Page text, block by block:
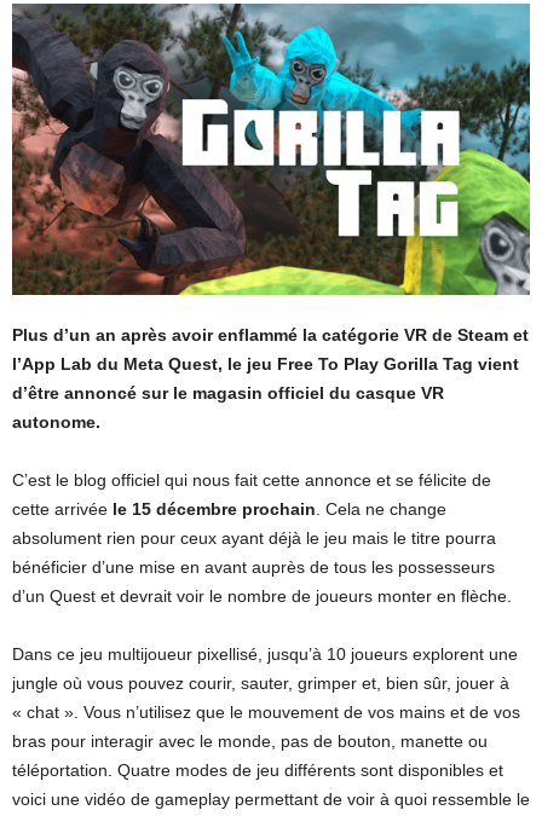
Plus d’un an après avoir enflammé la catégorie VR de Steam et
l’App Lab du Meta Quest, le jeu Free To Play Gorilla Tag vient
d’être annoncé sur le magasin officiel du casque VR
autonome.
C’est le blog officiel qui nous fait cette annonce et se félicite de
cette arrivée le 15 décembre prochain . Cela ne change
absolument rien pour ceux ayant déjà le jeu mais le titre pourra
bénéficier d’une mise en avant auprès de tous les possesseurs
d’un Quest et devrait voir le nombre de joueurs monter en flèche.
Dans ce jeu multijoueur pixellisé, jusqu’à 10 joueurs explorent une
jungle où vous pouvez courir, sauter, grimper et, bien sûr, jouer à
« chat ». Vous n’utilisez que le mouvement de vos mains et de vos
bras pour interagir avec le monde, pas de bouton, manette ou
téléportation. Quatre modes de jeu différents sont disponibles et
voici une vidéo de gameplay permettant de voir à quoi ressemble le